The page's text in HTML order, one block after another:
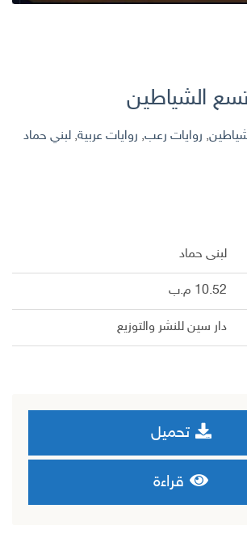
الشياطين
, روايات رعب, روايات عربية, لبني حماد
لبنى حماد
10.52 م.ب
دار سين للنشر والتوزيع
تحميل
قراءة